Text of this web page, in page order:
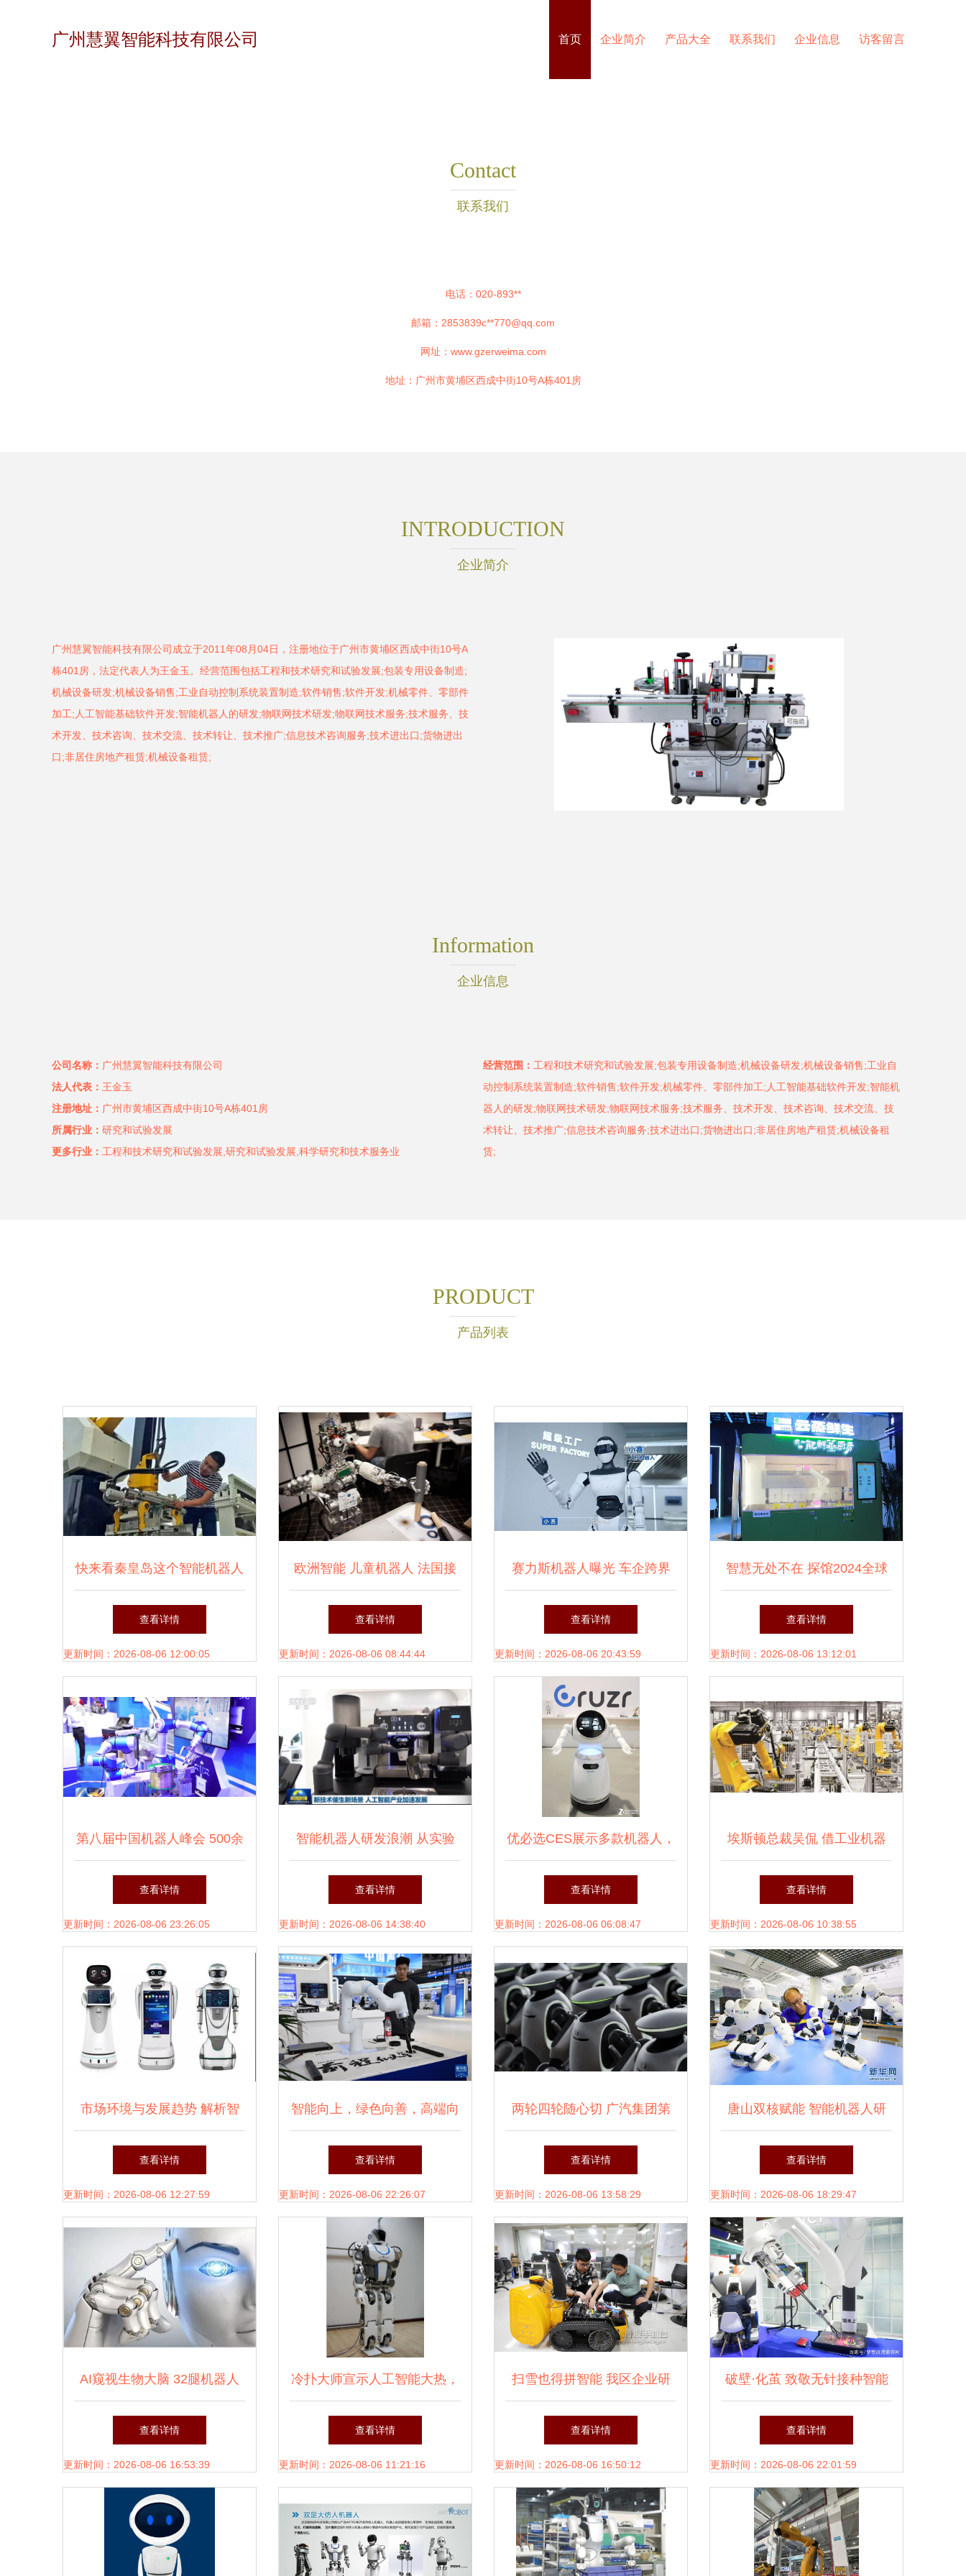
广州慧翼智能科技有限公司 首页 企业简介 产品大全 联系我们 企业信息 访客留言
Contact
联系我们
电话：020-893**
邮箱：2853839c**770@qq.com
网址： www.gzerweima.com
地址：广州市黄埔区西成中街10号A栋401房
INTRODUCTION
企业简介
广州慧翼智能科技有限公司成立于2011年08月04日，注册地位于广州市黄埔区西成中街10号A
栋401房，法定代表人为王金玉。经营范围包括工程和技术研究和试验发展;包装专用设备制造;
机械设备研发;机械设备销售;工业自动控制系统装置制造;软件销售;软件开发;机械零件、零部件
加工;人工智能基础软件开发;智能机器人的研发;物联网技术研发;物联网技术服务;技术服务、技
术开发、技术咨询、技术交流、技术转让、技术推广;信息技术咨询服务;技术进出口;货物进出
口;非居住房地产租赁;机械设备租赁;
Information
企业信息
公司名称： 广州慧翼智能科技有限公司
法人代表： 王金玉
注册地址： 广州市黄埔区西成中街10号A栋401房
所属行业： 研究和试验发展
更多行业： 工程和技术研究和试验发展,研究和试验发展,科学研究和技术服务业
经营范围： 工程和技术研究和试验发展;包装专用设备制造;机械设备研发;机械设备销售;工业自
动控制系统装置制造;软件销售;软件开发;机械零件、零部件加工;人工智能基础软件开发;智能机
器人的研发;物联网技术研发;物联网技术服务;技术服务、技术开发、技术咨询、技术交流、技
术转让、技术推广;信息技术咨询服务;技术进出口;货物进出口;非居住房地产租赁;机械设备租
赁;
PRODUCT
产品列表
快来看秦皇岛这个智能机器人
查看详情
更新时间：2026-08-06 12:00:05
欧洲智能 儿童机器人 法国接
受 做人 培训
查看详情
更新时间：2026-08-06 08:44:44
赛力斯机器人曝光 车企跨界
自研智能机器人的背后逻辑
查看详情
更新时间：2026-08-06 20:43:59
智慧无处不在 探馆2024全球
工业互联网大会创新成果展上
的“辽宁智造”智能机器人研发
查看详情
更新时间：2026-08-06 13:12:01
第八届中国机器人峰会 500余
款新技术与产品亮相，智能研
发再攀高峰
查看详情
更新时间：2026-08-06 23:26:05
智能机器人研发浪潮 从实验
室到生活应用的蝶变
查看详情
更新时间：2026-08-06 14:38:40
优必选CES展示多款机器人，
双足机器人成亮点
查看详情
更新时间：2026-08-06 06:08:47
埃斯顿总裁吴侃 借工业机器
人领域首家 a h 上市东风从中
国第一迈向全球前三
查看详情
更新时间：2026-08-06 10:38:55
市场环境与发展趋势 解析智
能机器人与服务机器人的未来
赛道
查看详情
更新时间：2026-08-06 12:27:59
智能向上，绿色向善，高端向
新 智能机器人的研发三重奏
查看详情
更新时间：2026-08-06 22:26:07
两轮四轮随心切 广汽集团第
三代智能人形机器人GoMate
发布，定义智能机器人新标杆
查看详情
更新时间：2026-08-06 13:58:29
唐山双核赋能 智能机器人研
发新高地崛起
查看详情
更新时间：2026-08-06 18:29:47
AI窥视生物大脑 32腿机器人
背后的仿生学革命
查看详情
更新时间：2026-08-06 16:53:39
冷扑大师宣示人工智能大热，
机器人发展尤待进步
查看详情
更新时间：2026-08-06 11:21:16
扫雪也得拼智能 我区企业研
发扫雪机器人填补国内空白
查看详情
更新时间：2026-08-06 16:50:12
破壁·化茧 致敬无针接种智能
机器人的无畏尝试
查看详情
更新时间：2026-08-06 22:01:59